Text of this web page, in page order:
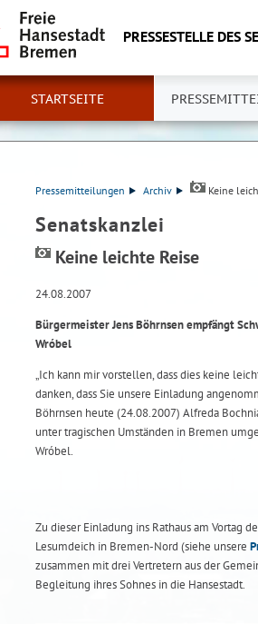
PRESSESTELLE DES
STARTSEITE
Pressemitteilungen Archiv Keine
Senatskanzlei
Keine leichte Reise
24.08.2007
Bürgermeister Jens Böhrnsen empfängt
Wróbel
„Ich kann mir vorstellen, dass dies keine
danken, dass Sie unsere Einladung
Böhrnsen heute (24.08.2007) Alfreda
unter tragischen Umständen in Bremen
Wróbel.
Zu dieser Einladung ins Rathaus am Vortag
Lesumdeich in Bremen-Nord (siehe unsere
zusammen mit drei Vertretern aus der
Begleitung ihres Sohnes in die Hansestadt.